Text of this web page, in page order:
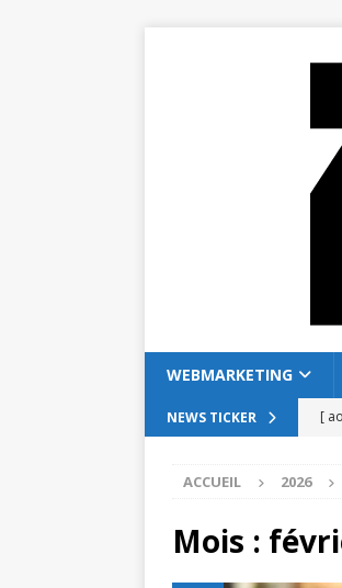
WEBMARKETING
NEWS TICKER [
[
[
ACCUEIL 2026
Mois :